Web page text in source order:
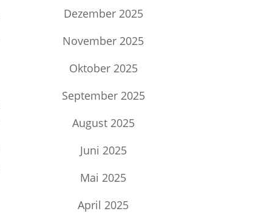
Dezember 2025
November 2025
Oktober 2025
September 2025
August 2025
Juni 2025
Mai 2025
April 2025